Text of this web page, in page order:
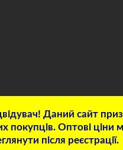
Даний сайт
покупців. Оптові ціни
після реєстрації.